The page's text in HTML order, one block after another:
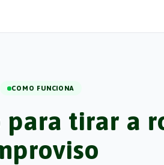
COMO FUNCIONA
tirar a